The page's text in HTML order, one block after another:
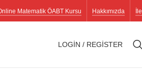
Matematik ÖABT Kursu Hakkımızda
LOGIN / REGISTER